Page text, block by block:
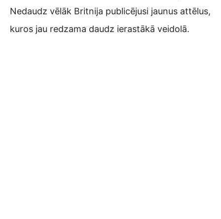
Nedaudz vēlāk Britnija publicējusi jaunus attēlus,
kuros jau redzama daudz ierastākā veidolā.